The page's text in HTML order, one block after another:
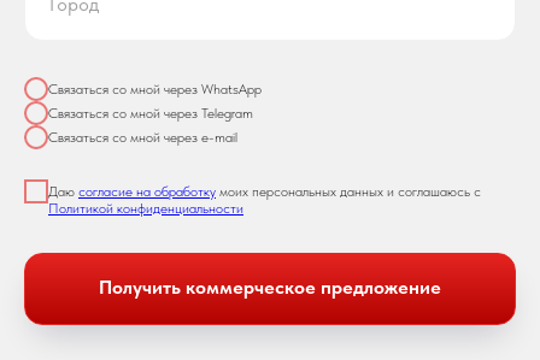
Связаться со мной через WhatsApp
Связаться со мной через Telegram
Связаться со мной через e-mail
Даю согласие на обработку моих персональных данных и соглашаюсь с
Политикой конфиденциальности
Получить коммерческое предложение